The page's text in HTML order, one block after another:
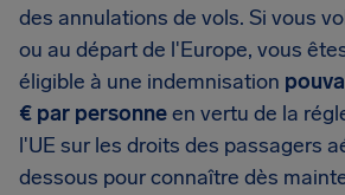
des annulations de vols. Si vous
ou au départ de l'Europe, vous
éligible à une indemnisation
€ par personneen vertu de la
l'UE sur les droits des passagers
dessous pour connaître dès